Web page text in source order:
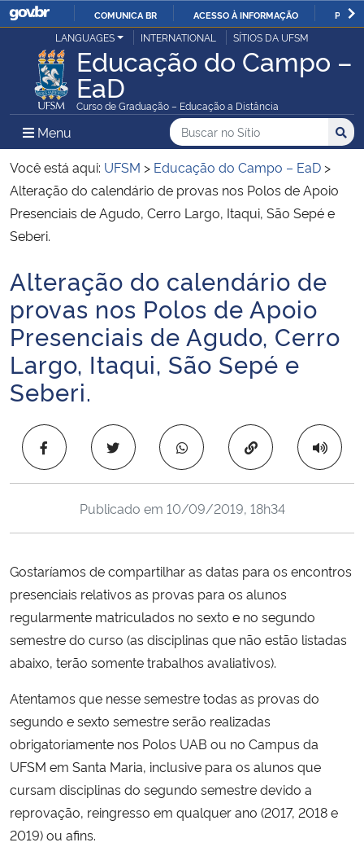
IR
PARA
CONTEÚDO
COMUNICA BR ACESSO À INFORMAÇÃO
Ministério da Justiça e Segurança Pública
Ministério da Defesa
Ministério das Relações Exteriores
Ministério da Economia
Ministério da Agricultura, Pecuária e Abastecimento
Ministério da Educação
Ministério da Cidadania
Ministério da Saúde
Ministério de Minas e Energia
Ministério da Ciência, Tecnologia, Inovações e Comunicações
Ministério do Turismo
Ministério do Desenvolvimento Regional
Ministério da Mulher, da Família e dos Direitos Humanos
Secretaria-Geral
Secretaria de Governo
LANGUAGES INTERNATIONAL SÍTIOS DA UFSM
Educação do Campo –
EaD
Curso de Graduação – Educação a Distância
Menu Menu Principal do Sítio
Busca
Buscar no no Sítio
Busca:
Você está aqui: UFSM > Educação do Campo – EaD >
Alteração do calendário de provas nos Polos de Apoio
Presenciais de Agudo, Cerro Largo, Itaqui, São Sepé e
Seberi.
Início do conteúdo
Alteração do calendário de
provas nos Polos de Apoio
Presenciais de Agudo, Cerro
Largo, Itaqui, São Sepé e
Seberi.
Copiar para área
Publicado em 10/09/2019, 18h34
Gostaríamos de compartilhar as datas para os encontros
presenciais relativos as provas para os alunos
regularmente matriculados no sexto e no segundo
semestre do curso (as disciplinas que não estão listadas
abaixo, terão somente trabalhos avaliativos).
Atentamos que nesse semestre todas as provas do
segundo e sexto semestre serão realizadas
obrigatoriamente nos Polos UAB ou no Campus da
UFSM em Santa Maria, inclusive para os alunos que
cursam disciplinas do segundo semestre devido a
reprovação, reingresso em qualquer ano (2017, 2018 e
2019) ou afins.